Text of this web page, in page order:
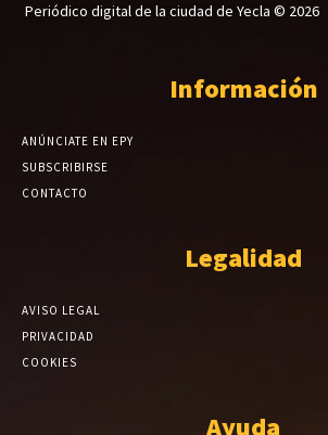
Periódico digital de la ciudad de Yecla © 2026
Información
ANÚNCIATE EN EPY
SUBSCRIBIRSE
CONTACTO
Legalidad
AVISO LEGAL
PRIVACIDAD
COOKIES
Ayuda